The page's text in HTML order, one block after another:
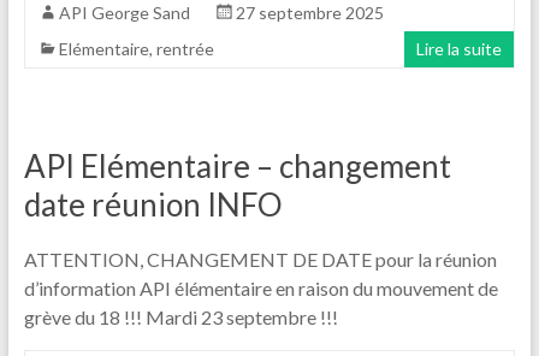
API George Sand
27 septembre 2025
Elémentaire, rentrée Lire la suite
API Elémentaire – changement
date réunion INFO
ATTENTION, CHANGEMENT DE DATE pour la réunion
d’information API élémentaire en raison du mouvement de
grève du 18 !!! Mardi 23 septembre !!!